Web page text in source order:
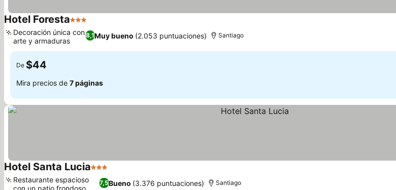
Hotel Foresta3 Estrellas
8,1Muy bueno (2.053 puntuaciones)
Decoración única con
arte y armaduras
Santiago
De $44
Mira precios de 7 páginas
Hotel Santa Lucia3 Estrellas
7,5Bueno (3.376 puntuaciones)
Restaurante espacioso
con un patio frondoso.
Santiago